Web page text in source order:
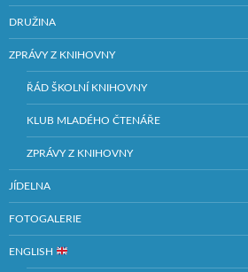
DRUŽINA
ZPRÁVY Z KNIHOVNY
ŘÁD ŠKOLNÍ KNIHOVNY
KLUB MLADÉHO ČTENÁŘE
ZPRÁVY Z KNIHOVNY
JÍDELNA
FOTOGALERIE
ENGLISH